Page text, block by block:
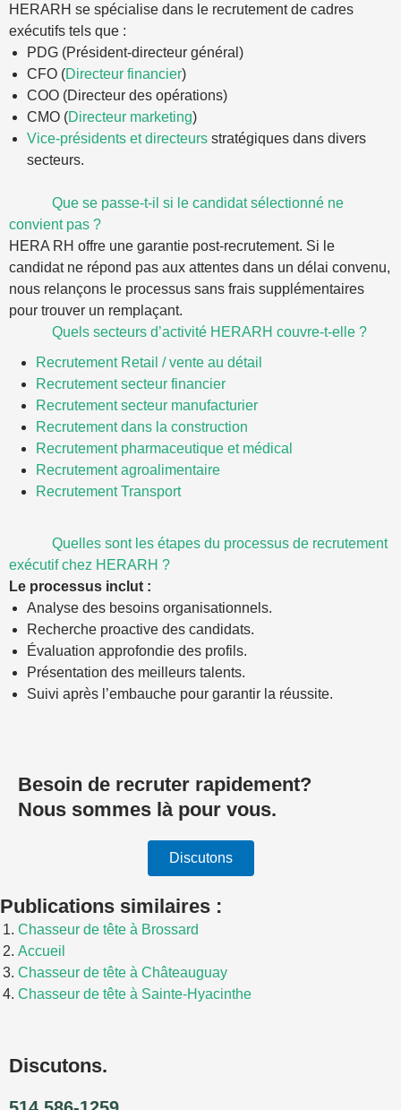
HERARH se spécialise dans le recrutement de cadres
exécutifs tels que :
PDG (Président-directeur général)
CFO (Directeur financier)
COO (Directeur des opérations)
CMO (Directeur marketing)
Vice-présidents et directeurs stratégiques dans divers
secteurs.
Que se passe-t-il si le candidat sélectionné ne
convient pas ?
HERA RH offre une garantie post-recrutement. Si le
candidat ne répond pas aux attentes dans un délai convenu,
nous relançons le processus sans frais supplémentaires
pour trouver un remplaçant.
Quels secteurs d’activité HERARH couvre-t-elle ?
Recrutement Retail / vente au détail
Recrutement secteur financier
Recrutement secteur manufacturier
Recrutement dans la construction
Recrutement pharmaceutique et médical
Recrutement agroalimentaire
Recrutement Transport
Quelles sont les étapes du processus de recrutement
exécutif chez HERARH ?
Le processus inclut :
Analyse des besoins organisationnels.
Recherche proactive des candidats.
Évaluation approfondie des profils.
Présentation des meilleurs talents.
Suivi après l’embauche pour garantir la réussite.
Besoin de recruter rapidement?
Nous sommes là pour vous.
Discutons
Publications similaires :
Chasseur de tête à Brossard
Accueil
Chasseur de tête à Châteauguay
Chasseur de tête à Sainte-Hyacinthe
Discutons.